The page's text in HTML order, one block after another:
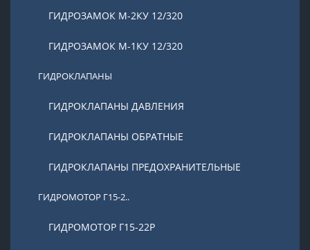
ГИДРОЗАМОК М-2КУ 12/320
ГИДРОЗАМОК М-1КУ 12/320
ГИДРОКЛАПАНЫ
ГИДРОКЛАПАНЫ ДАВЛЕНИЯ
ГИДРОКЛАПАНЫ ОБРАТНЫЕ
ГИДРОКЛАПАНЫ ПРЕДОХРАНИТЕЛЬНЫЕ
ГИДРОМОТОР Г15-2..
ГИДРОМОТОР Г15-22Р